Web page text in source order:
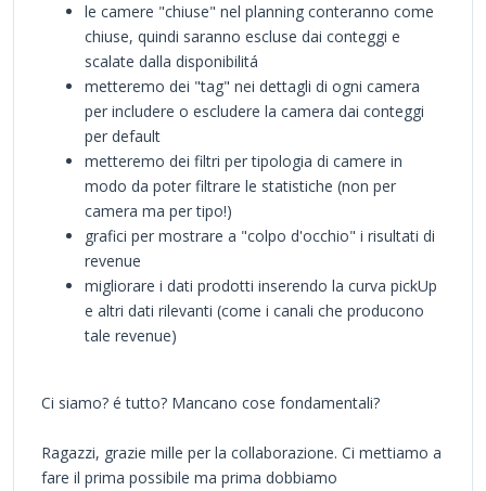
le camere "chiuse" nel planning conteranno come
chiuse, quindi saranno escluse dai conteggi e
scalate dalla disponibilitá
metteremo dei "tag" nei dettagli di ogni camera
per includere o escludere la camera dai conteggi
per default
metteremo dei filtri per tipologia di camere in
modo da poter filtrare le statistiche (non per
camera ma per tipo!)
grafici per mostrare a "colpo d'occhio" i risultati di
revenue
migliorare i dati prodotti inserendo la curva pickUp
e altri dati rilevanti (come i canali che producono
tale revenue)
Ci siamo? é tutto? Mancano cose fondamentali?
Ragazzi, grazie mille per la collaborazione. Ci mettiamo a
fare il prima possibile ma prima dobbiamo